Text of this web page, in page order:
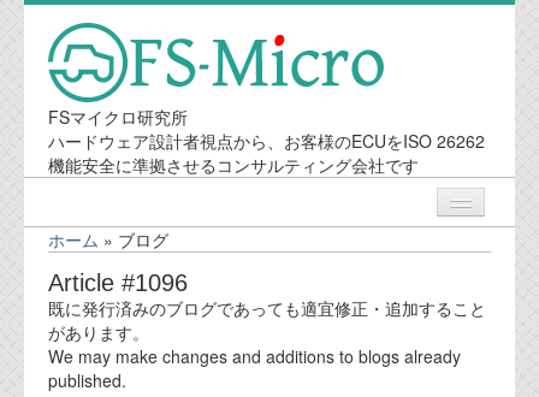
FSマイクロ研究所
ハードウェア設計者視点から、お客様のECUをISO 26262
機能安全に準拠させるコンサルティング会社です
ニュース
業務内容
ホーム » ブログ
Article #1096
既に発行済みのブログであっても適宜修正・追加すること
があります。
We may make changes and additions to blogs already
published.